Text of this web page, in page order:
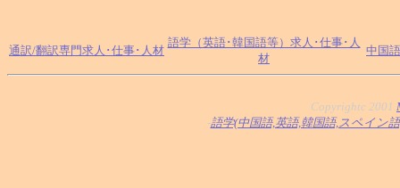
通訳/翻訳専門求人･仕事･人材
語学（英語･韓国語等）求人･仕事･人
材
中国
Copyrightc 2001
-語学(中国語,英語,韓国語,スペイン